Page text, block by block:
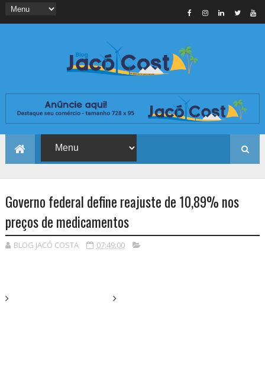
Governo federal define reajuste de 10,89% nos
preços de medicamentos
BLOG JACÓ COSTA 07:49:00